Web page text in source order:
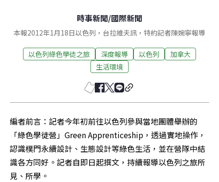
時事新聞/國際新聞
本報2012年1月18日以色列，台拉維夫訊，特約記者陳婉寧報導
以色列綠色學徒之旅 深度報導 以色列
加拿大
生活環境
編者前言：記者今年初前往以色列參與當地團體舉辦的
「綠色學徒營」Green Apprenticeship，透過實地操作，
認識樸門永續設計、生態設計等綠色生活，並在營隊中結
識各方同好。記者自即日起撰文，持續報導以色列之旅所
見、所學。